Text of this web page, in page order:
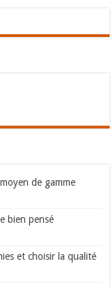
de gamme
bien pensé
et choisir la qualité